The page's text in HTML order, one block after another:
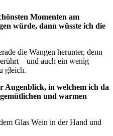
Momenten am
würde, dann wüsste ich die
die Wangen herunter, denn
– und auch ein wenig
gleich.
Augenblick, in welchem ich da
und warmen
Glas Wein in der Hand und